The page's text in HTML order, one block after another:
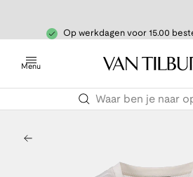
Op werkdagen voor 15.00
Menu